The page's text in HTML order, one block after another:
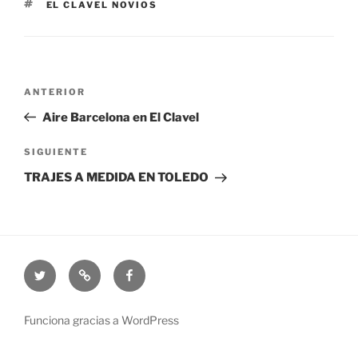
ETIQUETAS
EL CLAVEL NOVIOS
entradas
Entrada
anterior:
ANTERIOR
Aire Barcelona en El Clavel
Siguiente
entrada
SIGUIENTE
TRAJES A MEDIDA EN TOLEDO
Twitter Catálogo
trajes
Facebook
Funciona gracias a WordPress